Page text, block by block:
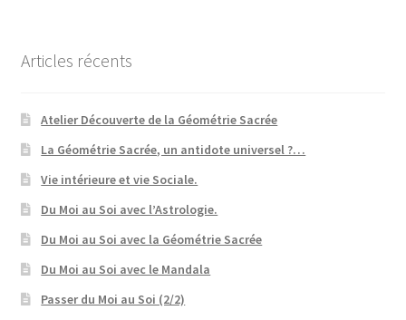
Articles récents
Atelier Découverte de la Géométrie Sacrée
La Géométrie Sacrée, un antidote universel ?…
Vie intérieure et vie Sociale.
Du Moi au Soi avec l’Astrologie.
Du Moi au Soi avec la Géométrie Sacrée
Du Moi au Soi avec le Mandala
Passer du Moi au Soi (2/2)